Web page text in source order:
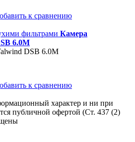
к сравнению
фильтрами Камера
6.0M
к сравнению
характер и ни при
публичной офертой (Ст. 437 (2)